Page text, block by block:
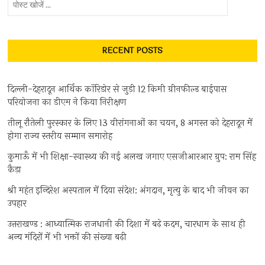
RECENT POSTS
दिल्ली-देहरादून आर्थिक कॉरिडोर से जुड़ी 12 किमी ग्रीनफील्ड बाईपास
परियोजना का डीएम ने किया निरीक्षण
तीलू रौतेली पुरस्कार के लिए 13 वीरांगनाओं का चयन, 8 अगस्त को देहरादून में
होगा राज्य स्तरीय सम्मान समारोह
कुमाऊँ में भी शिक्षा-स्वास्थ्य की नई अलख जगाए एसजीआरआर ग्रुप: राम सिंह
कैड़ा
श्री महंत इन्दिरेश अस्पताल में दिया संदेश: अंगदान, मृत्यु के बाद भी जीवन का
उपहार
उत्तराखण्ड : आध्यात्मिक राजधानी की दिशा में बढ़े कदम, चारधाम के साथ ही
अन्य मंदिरों में भी भक्तों की संख्या बढ़ी